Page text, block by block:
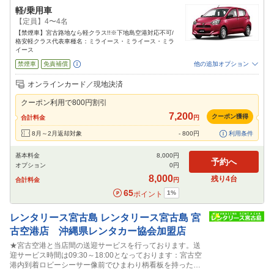
軽/乗用車
【定員】4〜4名
【禁煙車】宮古路地なら軽クラス!!※下地島空港対応不可/
格安軽クラス代表車種名：ミライース・ミライース・ミラ
イース
禁煙車 免責補償 他の追加オプション
追加可能オプション
（次画面で選択ができます）
オンラインカード／現地決済
クーポン利用で800円割引
合計料金 7,200円
8月～2月返却対象 - 800円
クーポン獲得
利用条件
基本料金 8,000円
オプション
0円
合計料金 8,000円
65ポイント 1%
予約へ
残り4台
レンタリース宮古島 レンタリース宮古島 宮
古空港店 沖縄県レンタカー協会加盟店
★宮古空港と当店間の送迎サービスを行っております。送
迎サービス時間は09:30～18:00となっております：宮古空
港内到着ロビーシーサー像前でひまわり柄看板を持ったス